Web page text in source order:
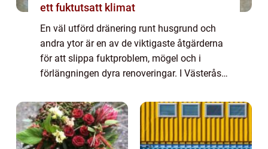
ett fuktutsatt klimat
En väl utförd dränering runt husgrund och
andra ytor är en av de viktigaste åtgärderna
för att slippa fuktproblem, mögel och i
förlängningen dyra renoveringar. I Västerås,
nära vatten och ett klimat med per...